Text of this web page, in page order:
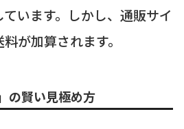
ています。しかし、通販サイ
が加算されます。
の賢い見極め方